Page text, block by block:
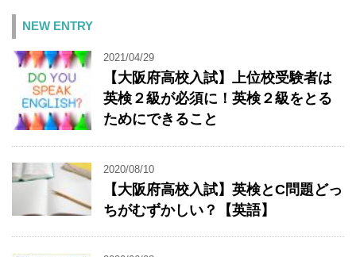
NEW ENTRY
2021/04/29
【大阪府高校入試】上位校受験者は
英検２級が必須に！英検２級をとる
ためにできること
2020/08/10
【大阪府高校入試】英検とC問題どっ
ちがむずかしい？【英語】